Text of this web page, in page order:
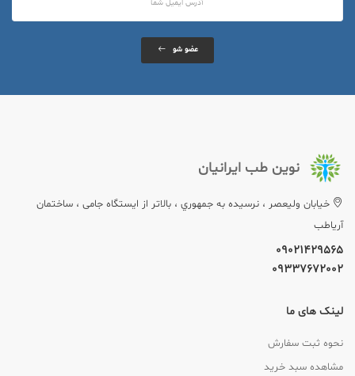
عضو شو
نوین طب ایرانیان
خيابان وليعصر ، نرسيده به جمهوري ، بالاتر از ایستگاه جامی ، ساختمان
آریاطب
09021429565
09337672002
لینک های ما
نحوه ثبت سفارش
مشاهده سبد خرید